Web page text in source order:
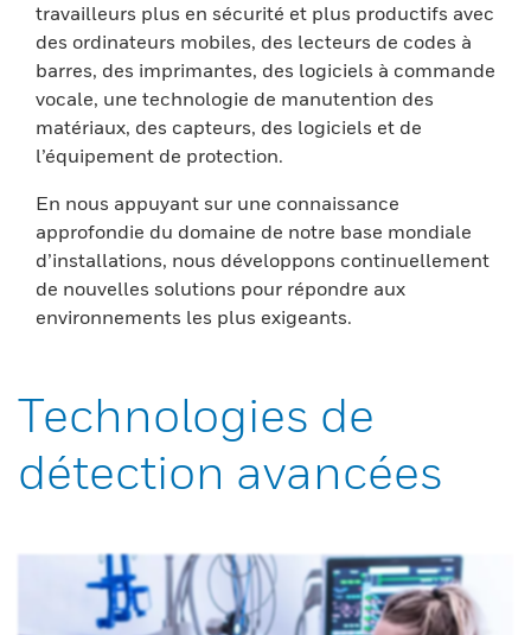
travailleurs plus en sécurité et plus productifs avec
des ordinateurs mobiles, des lecteurs de codes à
barres, des imprimantes, des logiciels à commande
vocale, une technologie de manutention des
matériaux, des capteurs, des logiciels et de
l’équipement de protection.
En nous appuyant sur une connaissance
approfondie du domaine de notre base mondiale
d’installations, nous développons continuellement
de nouvelles solutions pour répondre aux
environnements les plus exigeants.
Technologies de
détection avancées